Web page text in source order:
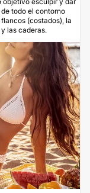
todo el contorno
(costados), la
las caderas.